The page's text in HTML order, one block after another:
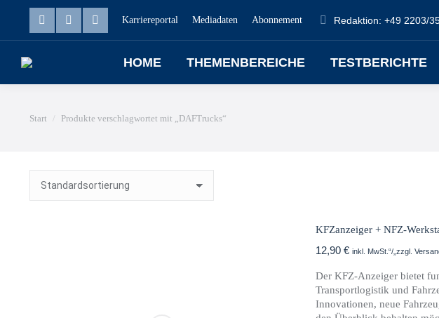
Karriereportal Mediadaten Abonnement Redaktion: +49 2203/
HOME THEMENBEREICHE TESTBERICHTE
Sie befinden sich hier:
Start Produkte verschlagwortet mit „DAFTrucks“
KFZanzeiger + NFZ-
12,90 € inkl. MwSt.“/„zzgl.
Der KFZ-Anzeiger bietet
Transportlogistik und
Innovationen, neue